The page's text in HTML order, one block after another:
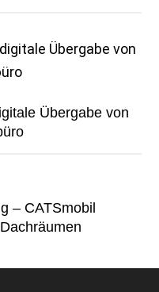
Übergabe von
– CATSmobil